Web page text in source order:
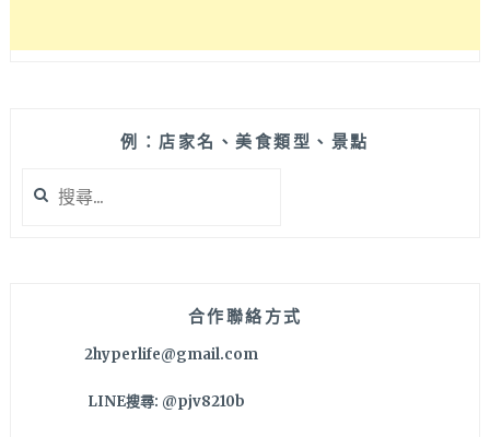
例：店家名、美食類型、景點
尋
合作聯絡方式
2hyperlife@gmail.com
LINE搜尋: @pjv8210b